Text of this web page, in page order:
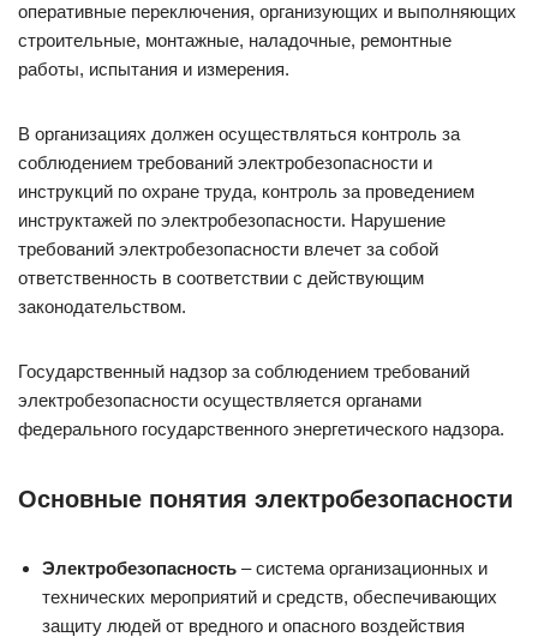
оперативные переключения, организующих и выполняющих
строительные, монтажные, наладочные, ремонтные
работы, испытания и измерения.
В организациях должен осуществляться контроль за
соблюдением требований электробезопасности и
инструкций по охране труда, контроль за проведением
инструктажей по электробезопасности. Нарушение
требований электробезопасности влечет за собой
ответственность в соответствии с действующим
законодательством.
Государственный надзор за соблюдением требований
электробезопасности осуществляется органами
федерального государственного энергетического надзора.
Основные понятия электробезопасности
Электробезопасность – система организационных и
технических мероприятий и средств, обеспечивающих
защиту людей от вредного и опасного воздействия